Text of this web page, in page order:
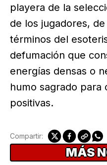
playera de la
de los jugadores,
términos del
defumación que
energías densas o
humo sagrado para
positivas.
Compartir:
MÁS